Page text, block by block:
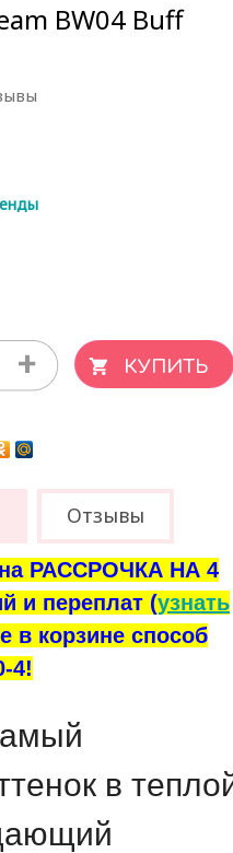
BW04 Buff
+
Отзывы
РАССРОЧКА НА 4
и переплат (узнать
в корзине способ
4!
в